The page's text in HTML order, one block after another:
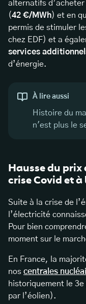
alternatifs
(42 €/MWh) et en
permis de stimuler
chez EDF) et a
services
d’énergie.
À lire aussi
Histoire du
n'est plus le
Hausse du prix
crise Covid et
Suite à la crise de
l’électricité
Pour bien
moment sur le
En France, la
nos centrales
historiquement le
par l’éolien).